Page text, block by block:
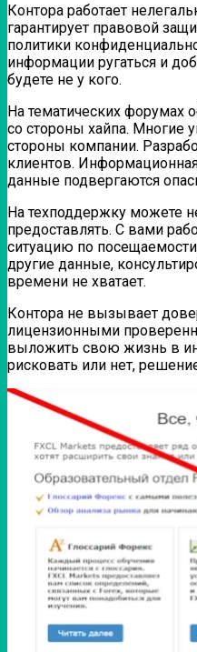
Контора работает
гарантирует правовой
политики
информации ругаться и
будете не у кого.
На тематических форумах
со стороны хайпа. Многие
стороны компании.
клиентов.
данные подвергаются
На техподдержку можете
предоставлять. С вами
ситуацию по
другие данные,
времени не хватает.
Контора не вызывает
лицензионными
выложить свою жизнь в
рисковать или нет,